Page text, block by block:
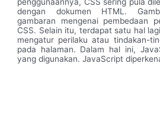
dengan dokumen HTML.
gambaran mengenai pembedaan
CSS. Selain itu, terdapat satu hal
mengatur perilaku atau tindakan-
pada halaman. Dalam hal ini,
yang digunakan. JavaScript